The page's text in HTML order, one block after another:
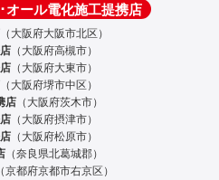
オール電化施工提携店
（大阪府大阪市北区）
（大阪府高槻市）
（大阪府大東市）
（大阪府堺市中区）
店 （大阪府茨木市）
（大阪府摂津市）
（大阪府松原市）
（奈良県北葛城郡）
（京都府京都市右京区）